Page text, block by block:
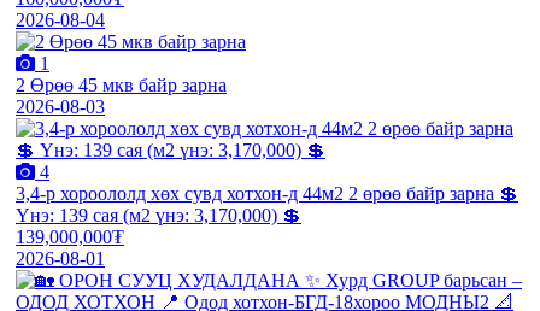
2026-08-04
1
2 Өрөө 45 мкв байр зарна
2026-08-03
4
3,4-р хороололд хөх сувд хотхон-д 44м2 2 өрөө байр зарна 💲
Үнэ: 139 сая (м2 үнэ: 3,170,000) 💲
139,000,000₮
2026-08-01